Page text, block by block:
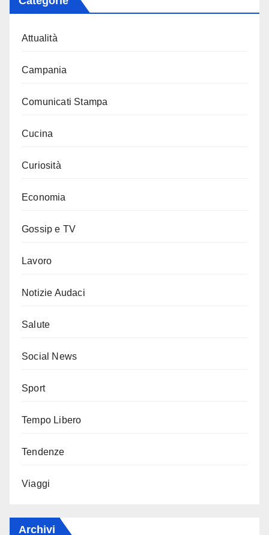
Attualità
Campania
Comunicati Stampa
Cucina
Curiosità
Economia
Gossip e TV
Lavoro
Notizie Audaci
Salute
Social News
Sport
Tempo Libero
Tendenze
Viaggi
Archivi